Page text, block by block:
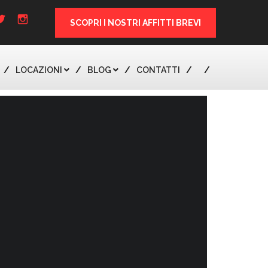
SCOPRI I NOSTRI AFFITTI BREVI
LOCAZIONI BLOG CONTATTI